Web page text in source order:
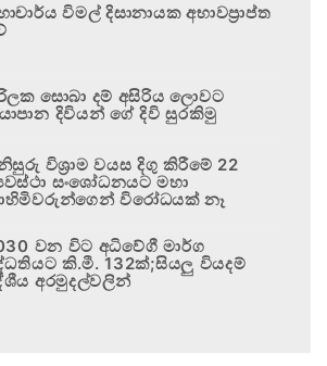
විමල් දිසානායක අභාවප්‍රාප්ත
සොබා දම් අසිරිය ලොවට
දිවියන් ගේ දිවි සුරකිමු
විශ්‍රාම වයස දිගු කිරීමේ 22
සංශෝධනයට මහා
විරෝධයක් නෑ
වන විට අධිවේගී මාර්ග
කි.මී. 132ක්;සියලු වියදම්
අරමුදල්වලින්